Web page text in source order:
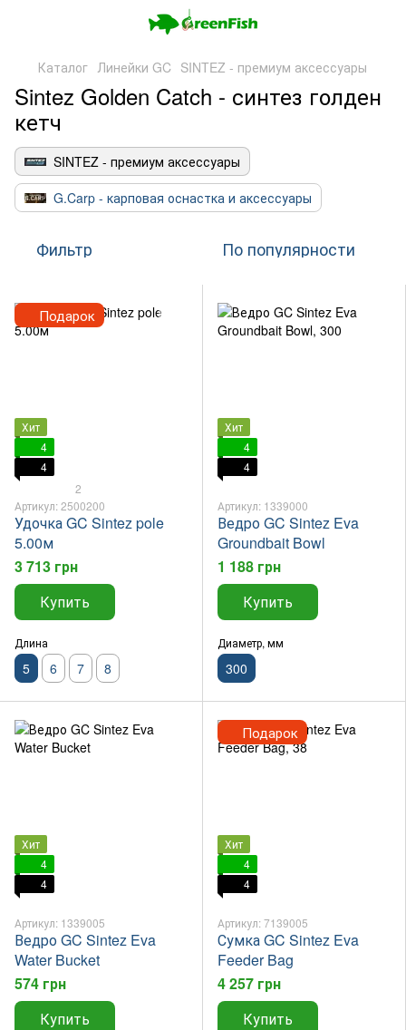
Каталог Линейки GC SINTEZ - премиум аксессуары
Sintez Golden Catch - синтез голден
кетч
SINTEZ - премиум аксессуары
G.Carp - карповая оснастка и аксессуары
Фильтр По популярности
Подарок
Хит
4
4
2
Артикул: 2500200
Удочка GC Sintez pole
5.00м
3 713 грн
Купить
Длина
5 6 7 8
Хит
4
4
Артикул: 1339000
Ведро GC Sintez Eva
Groundbait Bowl
1 188 грн
Купить
Диаметр, мм
300
Хит
4
4
Артикул: 1339005
Ведро GC Sintez Eva
Water Bucket
574 грн
Купить
Подарок
Хит
4
4
Артикул: 7139005
Сумка GC Sintez Eva
Feeder Bag
4 257 грн
Купить